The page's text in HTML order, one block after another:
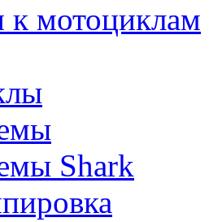
к мотоциклам
Shark